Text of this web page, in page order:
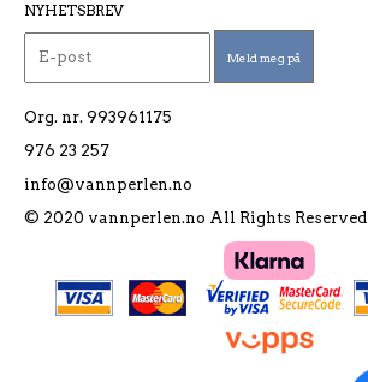
NYHETSBREV
Org. nr. 993961175
976 23 257
info@vannperlen.no
© 2020 vannperlen.no All Rights Reserved